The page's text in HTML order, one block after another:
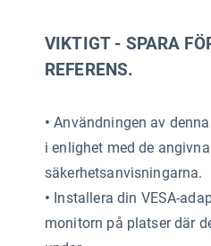
VIKTIGT - SPARA
REFERENS.
• Användningen av
i enlighet med de angivna
säkerhetsanvisningarna.
• Installera din VESA-
monitorn på platser där